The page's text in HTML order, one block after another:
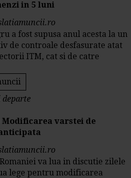
in 5 luni
a fost supusa anul acesta la un
de controale desfasurate atat
ITM, cat si de catre
departe
varstei de
va lua in discutie zilele
lege pentru modificarea